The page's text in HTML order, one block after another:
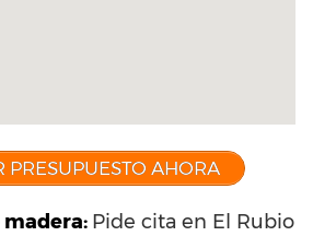
PRESUPUESTO AHORA
madera: Pide cita en El Rubio